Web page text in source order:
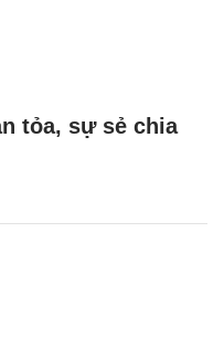
tỏa, sự sẻ chia